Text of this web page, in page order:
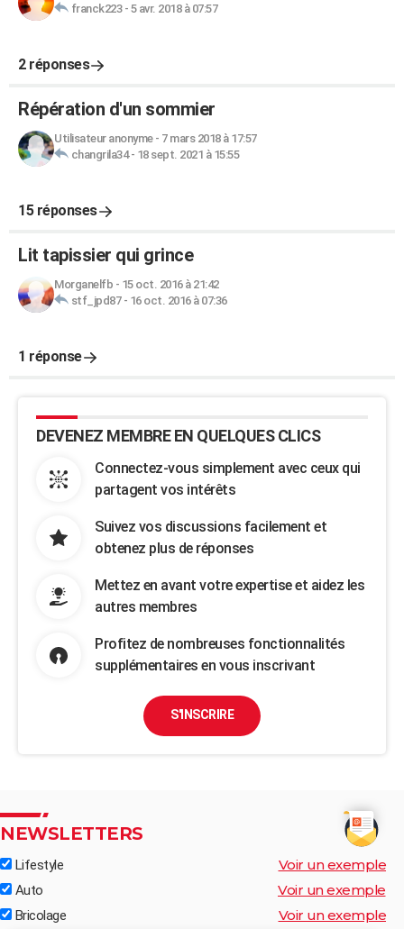
franck223- 5 avr. 2018 à 07:57
2 réponses
Répération d'un sommier
Utilisateur anonyme- 7 mars 2018 à 17:57
changrila34- 18 sept. 2021 à 15:55
15 réponses
Lit tapissier qui grince
Morganelfb - 15 oct. 2016 à 21:42
stf_jpd87- 16 oct. 2016 à 07:36
1 réponse
DEVENEZ MEMBRE EN QUELQUES CLICS
Connectez-vous simplement avec ceux qui
partagent vos intérêts
Suivez vos discussions facilement et
obtenez plus de réponses
Mettez en avant votre expertise et aidez les
autres membres
Profitez de nombreuses fonctionnalités
supplémentaires en vous inscrivant
S'INSCRIRE
NEWSLETTERS
Lifestyle Voir un exemple
Auto Voir un exemple
Bricolage Voir un exemple